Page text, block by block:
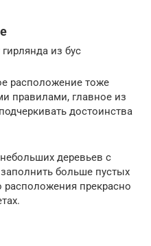
из бус
расположение тоже
правилами, главное из
достоинства
деревьев с
больше пустых
расположения прекрасно